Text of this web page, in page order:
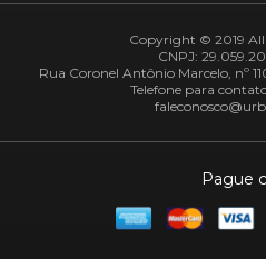
Copyright © 2019 All
CNPJ:
Rua Coronel Antônio Marcelo, nº
Telefone para
Pague